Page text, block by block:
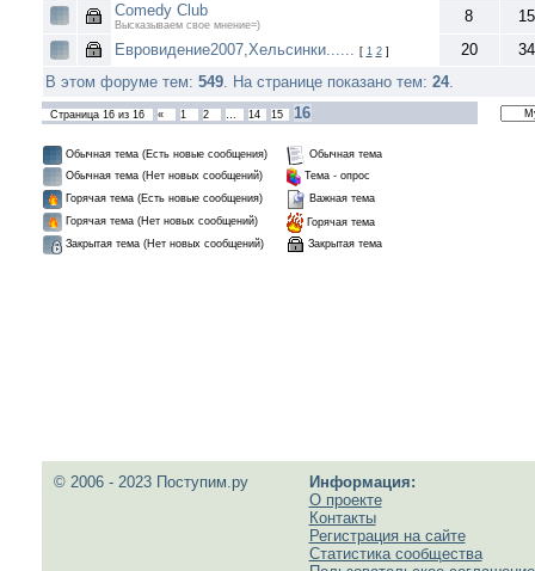
Comedy Club
Высказываем свое мнение=) 8
Евровидение2007,Хельсинки...... [ 1 2] 20
В этом форуме тем: 549. На странице показано тем: 24.
Страница 16из 16 « 1 2 … 14 15 16
Обычная тема (Есть новые сообщения)
Обычная тема
Обычная тема (Нет новых сообщений)
Тема - опрос
Горячая тема (Есть новые сообщения)
Важная тема
Горячая тема (Нет новых сообщений)
Горячая тема
Закрытая тема (Нет новых сообщений)
Закрытая тема
© 2006 - 2023 Поступим.ру
Информация:
О проекте
Контакты
Регистрация на сайте
Статистика сообщества